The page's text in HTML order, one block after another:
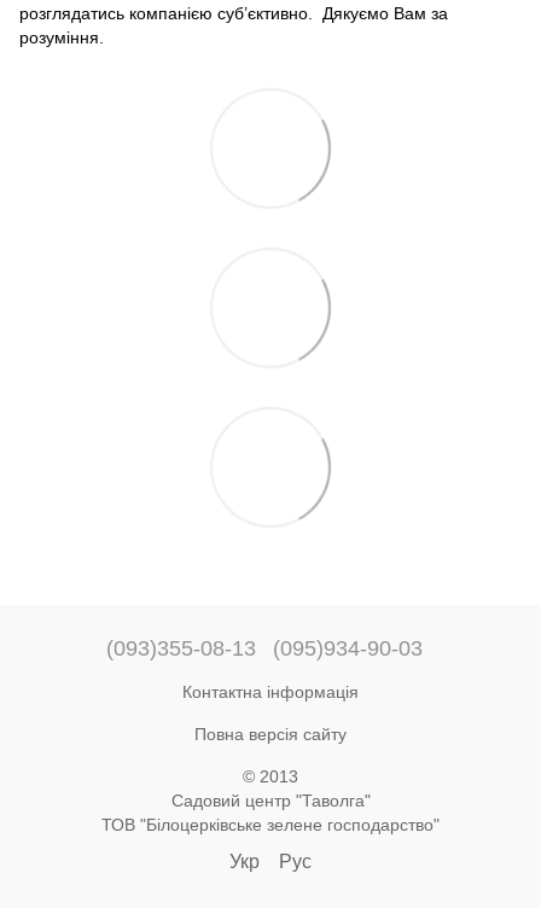
розглядатись компанією суб’єктивно. Дякуємо Вам за
розуміння.
(093)355-08-13 (095)934-90-03
Контактна інформація
Повна версія сайту
© 2013
Садовий центр "Таволга"
ТОВ "Білоцерківське зелене господарство"
Укр Рус